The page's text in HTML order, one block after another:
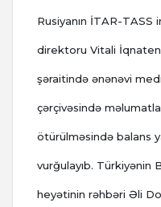
Rusiyanın İTAR-
direktoru Vitali
şəraitində ənənəvi
çərçivəsində
ötürülməsində balans
vurğulayıb. Türkiyənin
heyətinin rəhbəri Əli